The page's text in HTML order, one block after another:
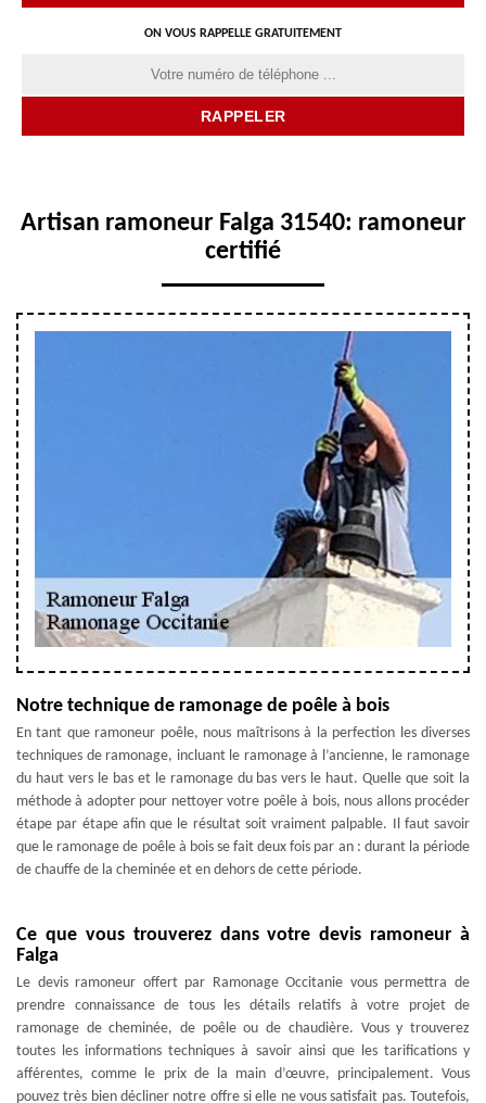
ON VOUS RAPPELLE GRATUITEMENT
Artisan ramoneur Falga 31540: ramoneur
certifié
Notre technique de ramonage de poêle à bois
En tant que ramoneur poêle, nous maîtrisons à la perfection les diverses
techniques de ramonage, incluant le ramonage à l’ancienne, le ramonage
du haut vers le bas et le ramonage du bas vers le haut. Quelle que soit la
méthode à adopter pour nettoyer votre poêle à bois, nous allons procéder
étape par étape afin que le résultat soit vraiment palpable. Il faut savoir
que le ramonage de poêle à bois se fait deux fois par an : durant la période
de chauffe de la cheminée et en dehors de cette période.
Ce que vous trouverez dans votre devis ramoneur à
Falga
Le devis ramoneur offert par Ramonage Occitanie vous permettra de
prendre connaissance de tous les détails relatifs à votre projet de
ramonage de cheminée, de poêle ou de chaudière. Vous y trouverez
toutes les informations techniques à savoir ainsi que les tarifications y
afférentes, comme le prix de la main d’œuvre, principalement. Vous
pouvez très bien décliner notre offre si elle ne vous satisfait pas. Toutefois,